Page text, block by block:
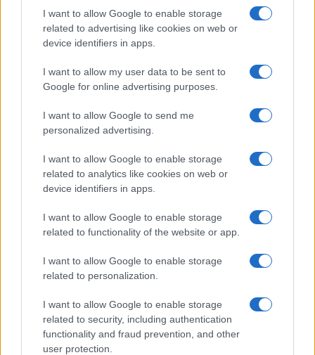
I want to allow Google to enable storage
related to advertising like cookies on web or
device identifiers in apps.
I want to allow my user data to be sent to
Google for online advertising purposes.
I want to allow Google to send me
personalized advertising.
I want to allow Google to enable storage
related to analytics like cookies on web or
device identifiers in apps.
I want to allow Google to enable storage
related to functionality of the website or app.
I want to allow Google to enable storage
related to personalization.
I want to allow Google to enable storage
related to security, including authentication
functionality and fraud prevention, and other
user protection.
Continua a leggere
PEOPLE NEWS
Tai chi a impatto dolce per rafforzare core e postura
Matteo Pellegrino · 8 Ago 2026